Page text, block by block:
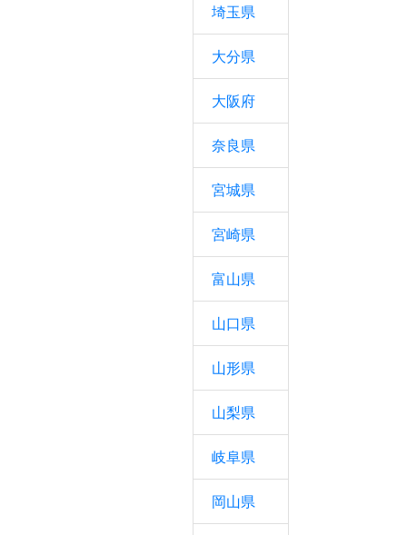
埼玉県
大分県
大阪府
奈良県
宮城県
宮崎県
富山県
山口県
山形県
山梨県
岐阜県
岡山県